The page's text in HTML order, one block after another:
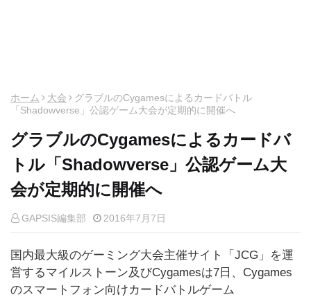
ホーム 大会
グラブルのCygamesによるカードバトル
「Shadowverse」公認ゲーム大会が定期的に開催へ
グラブルのCygamesによるカードバ
トル「Shadowverse」公認ゲーム大
会が定期的に開催へ
GAPSIS編集部 2016年7月7日
国内最大級のゲーミング大会主催サイト「JCG」を運
営するマイルストーン及びCygamesは7日、Cygames
のスマートフォン向けカードバトルゲーム